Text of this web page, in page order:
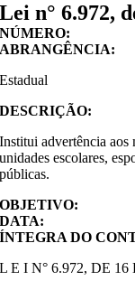
Lei n° 6.972,
NÚMERO:
ABRANGÊNCIA:
Estadual
DESCRIÇÃO:
Institui advertência aos
unidades escolares,
públicas.
OBJETIVO:
DATA:
ÍNTEGRA DO
L E I N° 6.972, DE